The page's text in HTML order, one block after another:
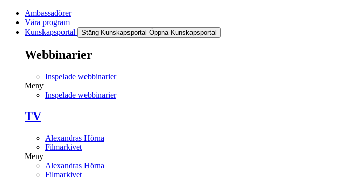
Ambassadörer
Våra program
Kunskapsportal
Stäng Kunskapsportal Öppna Kunskapsportal
Webbinarier
Inspelade webbinarier
Meny
Inspelade webbinarier
TV
Alexandras Hörna
Filmarkivet
Meny
Alexandras Hörna
Filmarkivet